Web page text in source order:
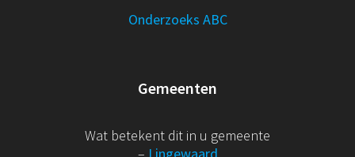
Onderzoeks ABC
Gemeenten
Wat betekent dit in u gemeente
– Lingewaard